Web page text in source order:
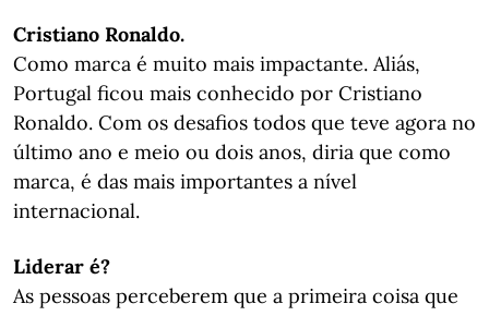
Cristiano Ronaldo.
Como marca é muito mais impactante. Aliás,
Portugal ficou mais conhecido por Cristiano
Ronaldo. Com os desafios todos que teve agora no
último ano e meio ou dois anos, diria que como
marca, é das mais importantes a nível
internacional.
Liderar é?
As pessoas perceberem que a primeira coisa que